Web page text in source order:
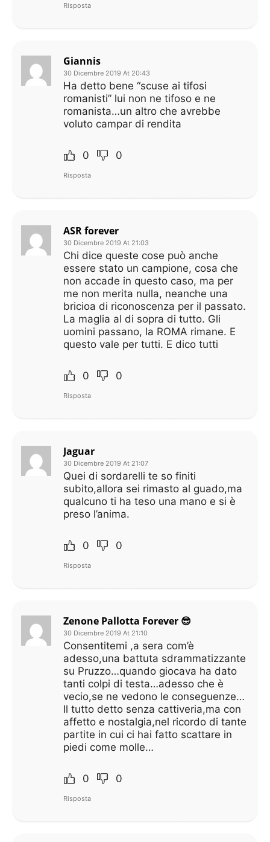
Risposta
Giannis
30 Dicembre 2019 At 20:43
Ha detto bene “scuse ai tifosi
romanisti” lui non ne tifoso e ne
romanista…un altro che avrebbe
voluto campar di rendita
0 0
Risposta
ASR forever
30 Dicembre 2019 At 21:03
Chi dice queste cose può anche
essere stato un campione, cosa che
non accade in questo caso, ma per
me non merita nulla, neanche una
bricioa di riconoscenza per il passato.
La maglia al di sopra di tutto. Gli
uomini passano, la ROMA rimane. E
questo vale per tutti. E dico tutti
0 0
Risposta
Jaguar
30 Dicembre 2019 At 21:07
Quei di sordarelli te so finiti
subito,allora sei rimasto al guado,ma
qualcuno ti ha teso una mano e si è
preso l’anima.
0 0
Risposta
Zenone Pallotta Forever 😎
30 Dicembre 2019 At 21:10
Consentitemi ,a sera com’è
adesso,una battuta sdrammatizzante
su Pruzzo…quando giocava ha dato
tanti colpi di testa…adesso che è
vecio,se ne vedono le conseguenze…
Il tutto detto senza cattiveria,ma con
affetto e nostalgia,nel ricordo di tante
partite in cui ci hai fatto scattare in
piedi come molle…
0 0
Risposta